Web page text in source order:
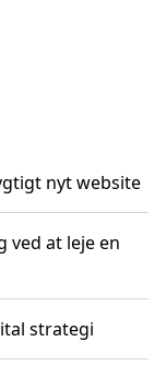
nyt website
at leje en
strategi